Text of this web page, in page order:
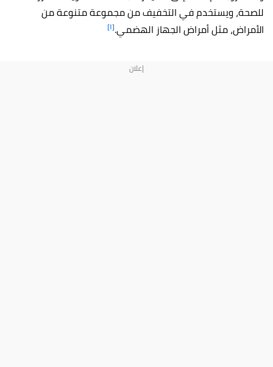
للصحة، ويستخدم في التخفيف من مجموعة متنوعة من
الأمراض، مثل أمراض الجهاز الهضمي.[١]